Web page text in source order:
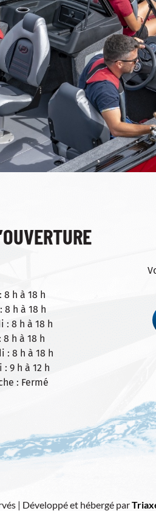
8 h à 18 h
8 h à 18 h
: 8 h à 18 h
8 h à 18 h
: 8 h à 18 h
: 9 h à 12 h
: Fermé
| Développé et hébergé par